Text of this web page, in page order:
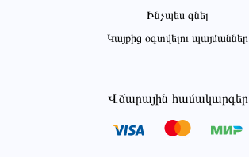
Ինչպես գնել
Կայքից օգտվելու պայմաններ
Վճարային համակարգեր